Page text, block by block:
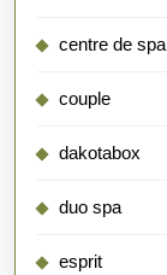
centre de spa
couple
dakotabox
duo spa
esprit